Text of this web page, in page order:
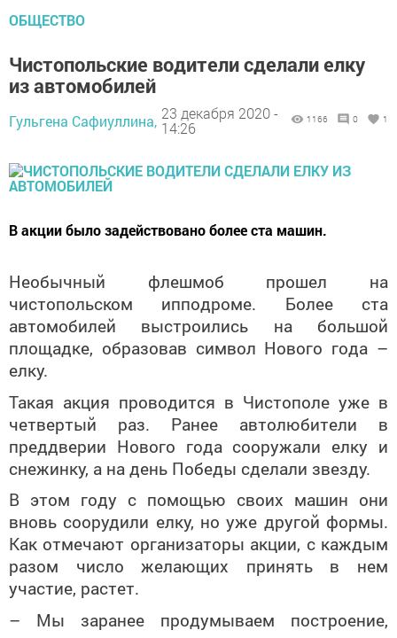
ОБЩЕСТВО
Чистопольские водители сделали елку
из автомобилей
Гульгена Сафиуллина, 23 декабря 2020 -
14:26
1166 0 1
В акции было задействовано более ста машин.
Необычный флешмоб прошел на
чистопольском ипподроме. Более ста
автомобилей выстроились на большой
площадке, образовав символ Нового года –
елку.
Такая акция проводится в Чистополе уже в
четвертый раз. Ранее автолюбители в
преддверии Нового года сооружали елку и
снежинку, а на день Победы сделали звезду.
В этом году с помощью своих машин они
вновь соорудили елку, но уже другой формы.
Как отмечают организаторы акции, с каждым
разом число желающих принять в нем
участие, растет.
– Мы заранее продумываем построение,